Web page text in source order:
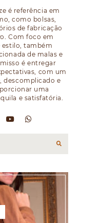
é referência em
como bolsas,
de fabricação
Com foco em
também
de malas e
é entregar
com um
descomplicado e
uma
e satisfatória.